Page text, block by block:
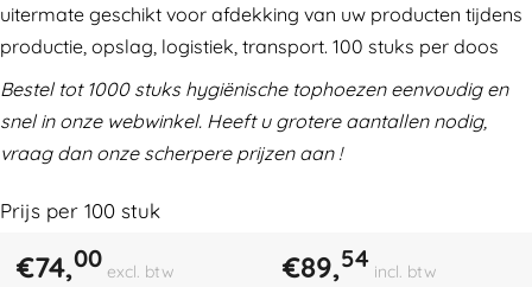
uitermate geschikt voor afdekking van uw producten tijdens
productie, opslag, logistiek, transport. 100 stuks per doos
Bestel tot 1000 stuks hygiënische tophoezen eenvoudig en
snel in onze webwinkel. Heeft u grotere aantallen nodig,
vraag dan onze scherpere prijzen aan !
Prijs per 100 stuk
€74,00 excl. btw €89,54 incl. btw